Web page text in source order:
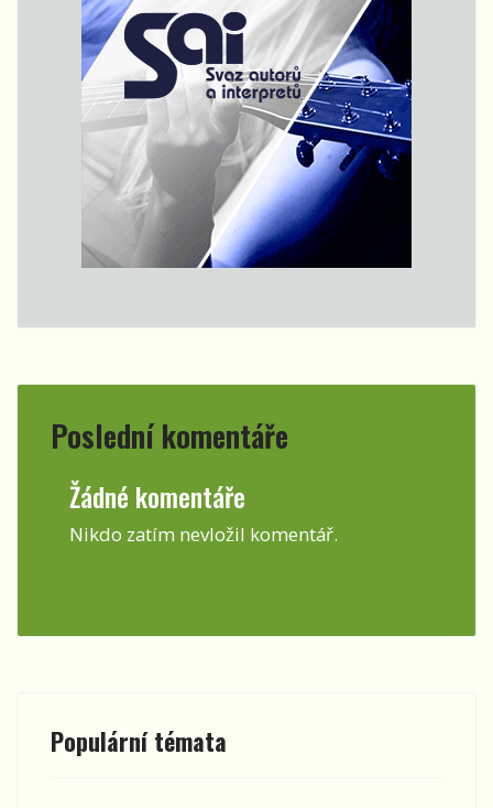
Poslední komentáře
Žádné komentáře
Nikdo zatím nevložil komentář.
Populární témata